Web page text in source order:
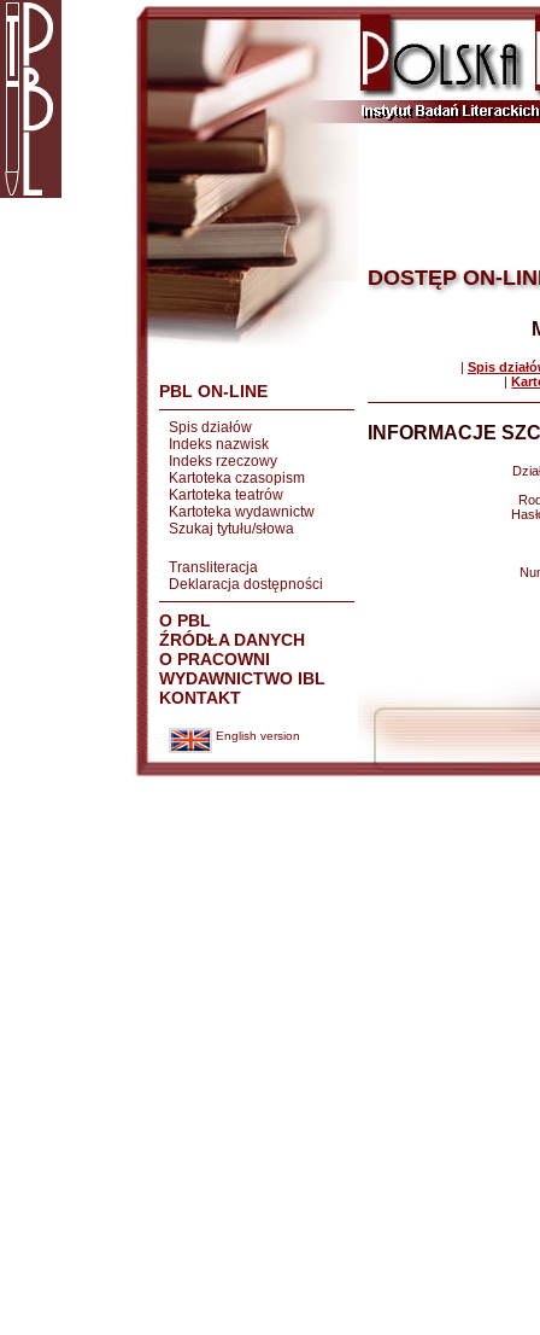
PBL ON-LINE
Spis działów
Indeks nazwisk
Indeks rzeczowy
Kartoteka czasopism
Kartoteka teatrów
Kartoteka wydawnictw
Szukaj tytułu/słowa
Transliteracja
Deklaracja dostępności
O PBL
ŹRÓDŁA DANYCH
O PRACOWNI
WYDAWNICTWO IBL
KONTAKT
English version
DOSTĘP ON-
| Spis
|
INFORMACJE